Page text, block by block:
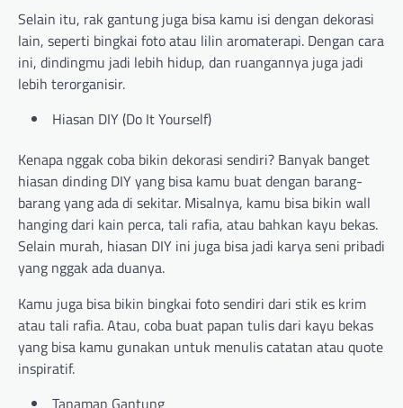
Selain itu, rak gantung juga bisa kamu isi dengan dekorasi
lain, seperti bingkai foto atau lilin aromaterapi. Dengan cara
ini, dindingmu jadi lebih hidup, dan ruangannya juga jadi
lebih terorganisir.
Hiasan DIY (Do It Yourself)
Kenapa nggak coba bikin dekorasi sendiri? Banyak banget
hiasan dinding DIY yang bisa kamu buat dengan barang-
barang yang ada di sekitar. Misalnya, kamu bisa bikin wall
hanging dari kain perca, tali rafia, atau bahkan kayu bekas.
Selain murah, hiasan DIY ini juga bisa jadi karya seni pribadi
yang nggak ada duanya.
Kamu juga bisa bikin bingkai foto sendiri dari stik es krim
atau tali rafia. Atau, coba buat papan tulis dari kayu bekas
yang bisa kamu gunakan untuk menulis catatan atau quote
inspiratif.
Tanaman Gantung